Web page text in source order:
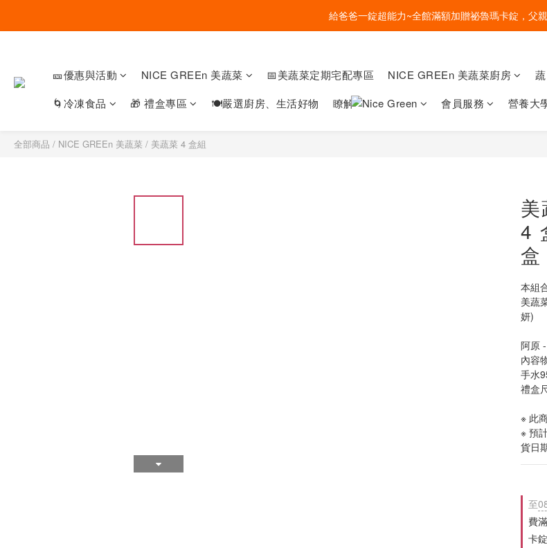
盛夏的餐桌，一定少不了美蔬菜的清爽~ A+B 送購物金
給爸爸一錠超能力~全館滿額加贈祕魯瑪卡錠，父
🎫優惠與活動 NICE GREEn 美蔬菜 📅美蔬菜定期宅配專區 NICE GREEn 美蔬菜廚房
🌀冷凍食品
🎁 禮盒專區 🍽嚴選廚房、生活好物 瞭解 會員服務 營養大
全部商品 / NICE GREEn 美蔬菜 / 美蔬菜 4 盒組
4
本組
美蔬
妍)
阿原
內容
手水
禮盒
※ 此
※ 預
貨日
至
費
卡